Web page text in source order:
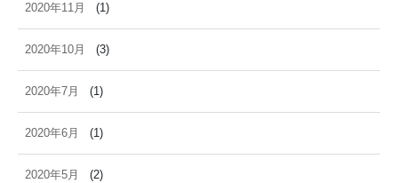
2020年11月 (1)
2020年10月 (3)
2020年7月 (1)
2020年6月 (1)
2020年5月 (2)